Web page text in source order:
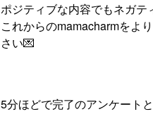
ポジティブな内容でもネガテ
これからのmamacharmをよ
さい💌
5分ほどで完了のアンケート